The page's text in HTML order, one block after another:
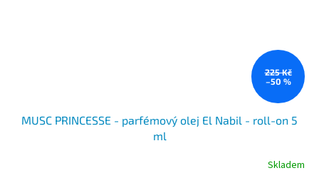
225 Kč
–50 %
MUSC PRINCESSE - parfémový olej El Nabil - roll-on 5
ml
Skladem